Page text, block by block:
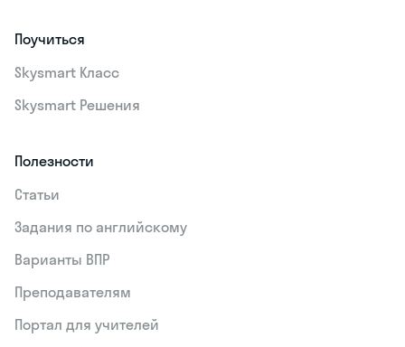
Поучиться
Skysmart Класс
Skysmart Решения
Полезности
Статьи
Задания по английскому
Варианты ВПР
Преподавателям
Портал для учителей